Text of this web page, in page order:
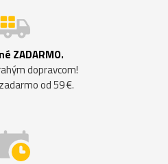
ZADARMO.
dopravcom!
od 59 €.